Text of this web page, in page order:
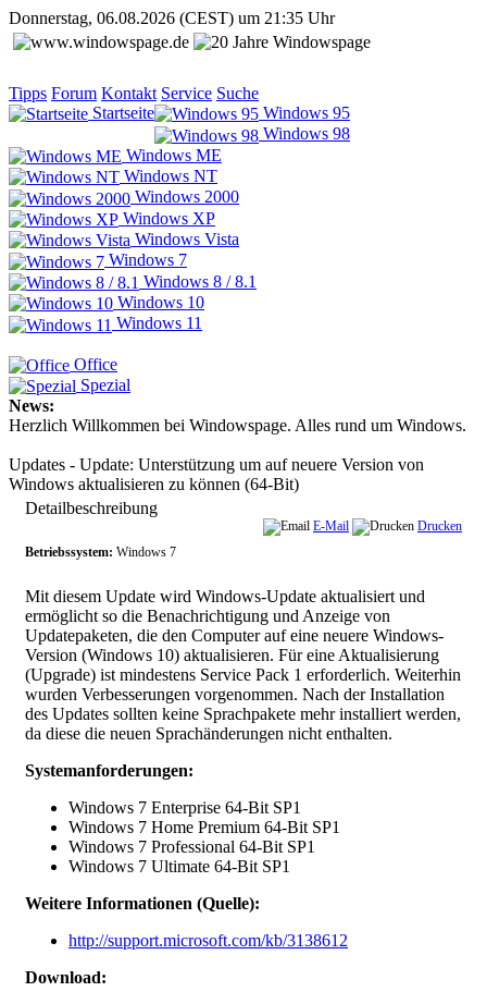
Donnerstag, 06.08.2026 (CEST) um 21:35 Uhr
Tipps Forum Kontakt Service Suche
Startseite
Windows 95
Windows 98
Windows ME
Windows NT
Windows 2000
Windows XP
Windows Vista
Windows 7
Windows 8 / 8.1
Windows 10
Windows 11
Office
Spezial
News:
Herzlich Willkommen bei Windowspage. Alles rund um Windows.
Updates - Update: Unterstützung um auf neuere Version von
Windows aktualisieren zu können (64-Bit)
Detailbeschreibung
E-Mail
Drucken
Betriebssystem: Windows 7
Mit diesem Update wird Windows-Update aktualisiert und
ermöglicht so die Benachrichtigung und Anzeige von
Updatepaketen, die den Computer auf eine neuere Windows-
Version (Windows 10) aktualisieren. Für eine Aktualisierung
(Upgrade) ist mindestens Service Pack 1 erforderlich. Weiterhin
wurden Verbesserungen vorgenommen. Nach der Installation
des Updates sollten keine Sprachpakete mehr installiert werden,
da diese die neuen Sprachänderungen nicht enthalten.
Systemanforderungen:
Windows 7 Enterprise 64-Bit SP1
Windows 7 Home Premium 64-Bit SP1
Windows 7 Professional 64-Bit SP1
Windows 7 Ultimate 64-Bit SP1
Weitere Informationen (Quelle):
http://support.microsoft.com/kb/3138612
Download: